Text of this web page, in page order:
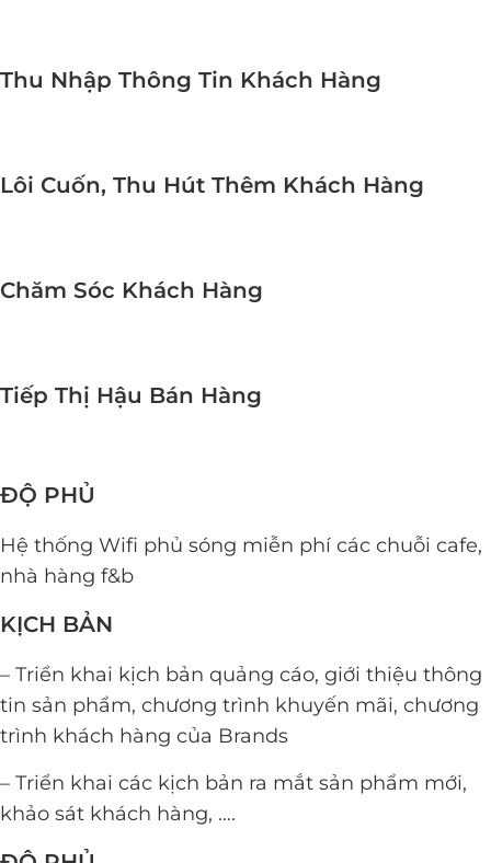
Thu Nhập Thông Tin Khách Hàng
Lôi Cuốn, Thu Hút Thêm Khách Hàng
Chăm Sóc Khách Hàng
Tiếp Thị Hậu Bán Hàng
ĐỘ PHỦ
Hệ thống Wifi phủ sóng miễn phí các chuỗi cafe,
nhà hàng f&b
KỊCH BẢN
– Triển khai kịch bản quảng cáo, giới thiệu thông
tin sản phẩm, chương trình khuyến mãi, chương
trình khách hàng của Brands
– Triển khai các kịch bản ra mắt sản phẩm mới,
khảo sát khách hàng, ….